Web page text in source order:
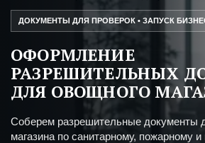
ДОКУМЕНТЫ ДЛЯ ПРОВЕРОК • ЗАПУСК
ОФОРМЛЕНИЕ
РАЗРЕШИТЕЛЬНЫХ
ДЛЯ ОВОЩНОГО
Соберем разрешительные документы
магазина по санитарному, пожарному